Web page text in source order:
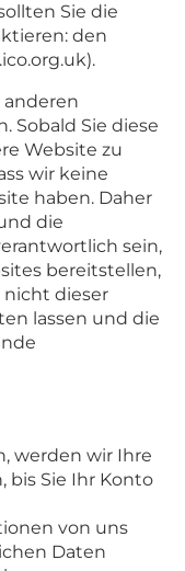
Sie die
den
anderen
Sobald Sie diese
Website zu
wir keine
haben. Daher
die
sein,
bereitstellen,
dieser
lassen und die
werden wir Ihre
bis Sie Ihr Konto
von uns
Daten